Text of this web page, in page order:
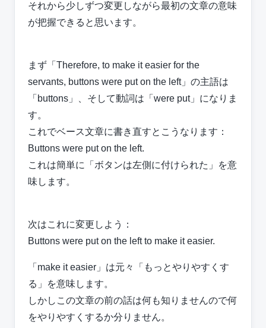
それから少しずつ変更しながら最初の文章の意味
が把握できると思います。
まず「Therefore, to make it easier for the
servants, buttons were put on the left」の主語は
「buttons」、そして動詞は「were put」になりま
す。
これでベース文章に書き直すとこうなります：
Buttons were put on the left.
これは簡単に「ボタンは左側に付けられた」を意
味します。
次はこれに変更しよう：
Buttons were put on the left to make it easier.
「make it easier」は元々「もっとやりやすくす
る」を意味します。
しかしこの文章の前の話は何も知りませんので何
をやりやすくするか分りません。